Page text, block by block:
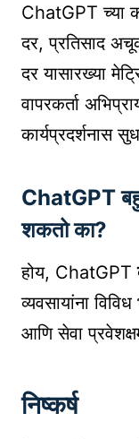
ChatGPT च्या
दर, प्रतिसाद
दर यासारख्या
वापरकर्ता
कार्यप्रदर्शनास
ChatGPT
शकतो का?
होय, ChatGPT
व्यवसायांना
आणि सेवा
निष्कर्ष